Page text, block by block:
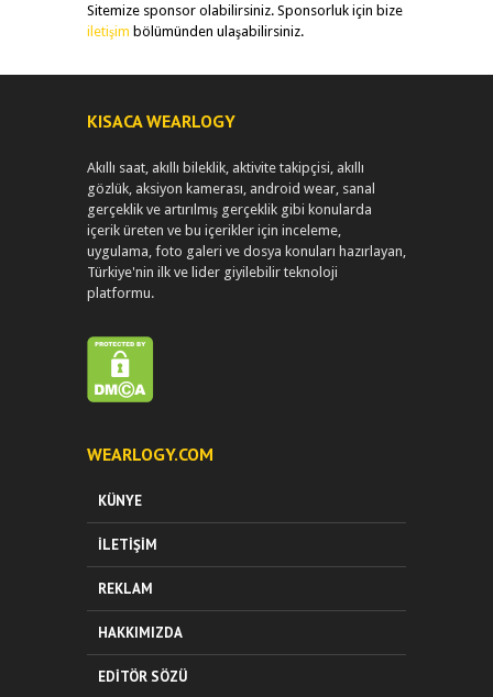
Sitemize sponsor olabilirsiniz. Sponsorluk için bize
iletişim bölümünden ulaşabilirsiniz.
KISACA WEARLOGY
Akıllı saat, akıllı bileklik, aktivite takipçisi, akıllı
gözlük, aksiyon kamerası, android wear, sanal
gerçeklik ve artırılmış gerçeklik gibi konularda
içerik üreten ve bu içerikler için inceleme,
uygulama, foto galeri ve dosya konuları hazırlayan,
Türkiye'nin ilk ve lider giyilebilir teknoloji
platformu.
WEARLOGY.COM
KÜNYE
İLETIŞIM
REKLAM
HAKKIMIZDA
EDITÖR SÖZÜ